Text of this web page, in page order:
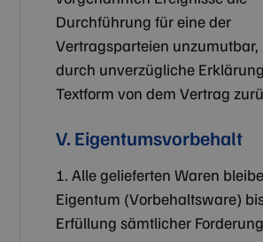
Durchführung für eine der
Vertragsparteien unzumutbar,
durch unverzügliche
Textform von dem Vertrag
V. Eigentumsvorbehalt
1. Alle gelieferten Waren
Eigentum (Vorbehaltsware)
Erfüllung sämtlicher